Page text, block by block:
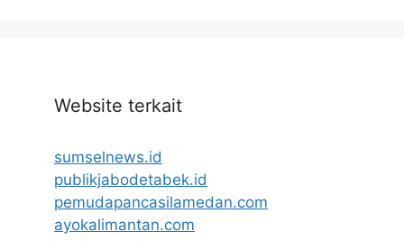
Website terkait
sumselnews.id
publikjabodetabek.id
pemudapancasilamedan.com
ayokalimantan.com